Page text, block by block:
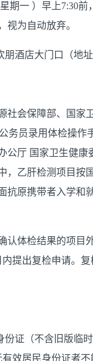
期一 ）早上7:30
视为自动放弃。
朋酒店大门口 （地
社会保障部、国家
务员录用体检操
公厅 国家卫生健
，乙肝检测项目按
抗原携带者入学和
认体检结果的项
内提出复检申请。
份证（不含旧版临
效居民身份证者